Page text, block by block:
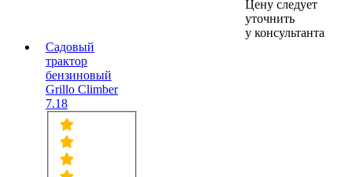
Цену следует
уточнить
у консультанта
Садовый
трактор
бензиновый
Grillo Climber
7.18